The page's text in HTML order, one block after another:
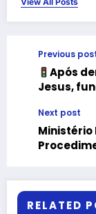
Previous
Após
Jesus,
Next post
Ministério
RELATED